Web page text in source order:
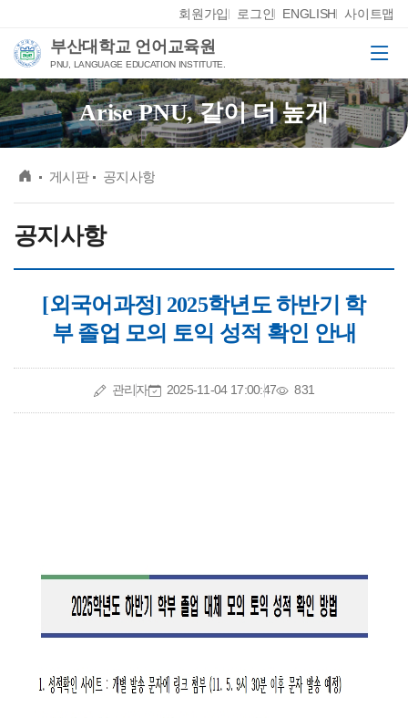
회원가입 로그인 ENGLISH 사이트맵
부산대학교 언어교육원
PNU, LANGUAGE EDUCATION INSTITUTE.
메뉴
Arise PNU, 같이 더 높게
메인게시판 공지사항
공지사항
[외국어과정] 2025학년도 하반기 학
부 졸업 모의 토익 성적 확인 안내
작성자
관리자 작성일
2025-11-04 17:00:47 조회수
831